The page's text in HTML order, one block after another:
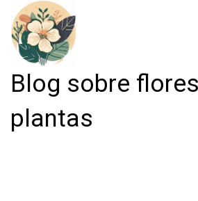
Blog sobre
plantas